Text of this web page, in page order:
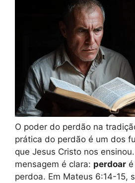
O poder do perdão na
prática do perdão é um dos
que Jesus Cristo nos
mensagem é clara: perdoar
perdoa. Em Mateus 6:14-15,